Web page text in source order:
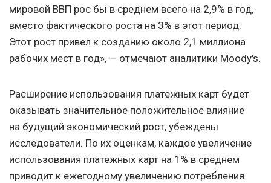
мировой ВВП рос бы в среднем всего на 2,9% в год,
вместо фактического роста на 3% в этот период.
Этот рост привел к созданию около 2,1 миллиона
рабочих мест в год», — отмечают аналитики Moody's.
Расширение использования платежных карт будет
оказывать значительное положительное влияние
на будущий экономический рост, убеждены
исследователи. По их оценкам, каждое увеличение
использования платежных карт на 1% в среднем
приводит к ежегодному увеличению потребления